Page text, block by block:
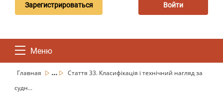
Зарегистрироваться Войти
Меню
Главная ...
Стаття 33. Класифікація і технічний нагляд за
судн...